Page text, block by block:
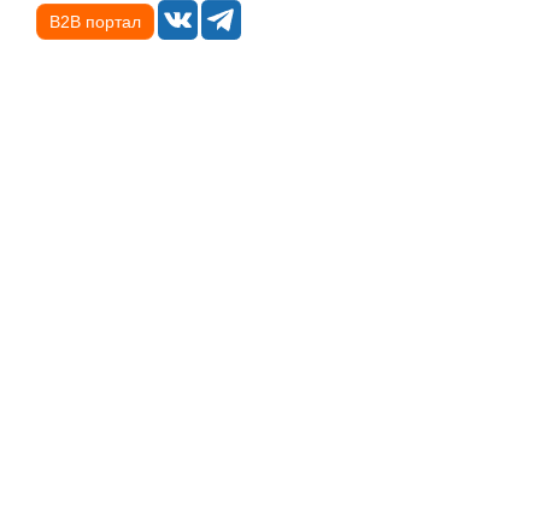
B2B портал